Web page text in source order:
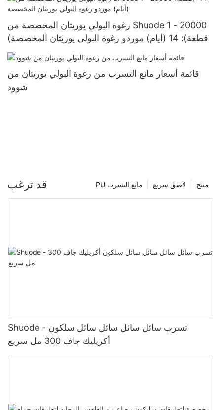
رغوة البولي يوريثان المخصصة من Shuode 1 - 20000
(قطعة): 14 (أيام) موردو رغوة البولي يوريثان المخصصة
قائمة أسعار مانع التسرب من رغوة البولي يوريثان من
شوود
قد ترغب منتج لاصق سريع PU مانع التسرب
Shuode - تسرب سائل سائل سائل سائل سلكون
أكريليك جاف 300 مل سريع